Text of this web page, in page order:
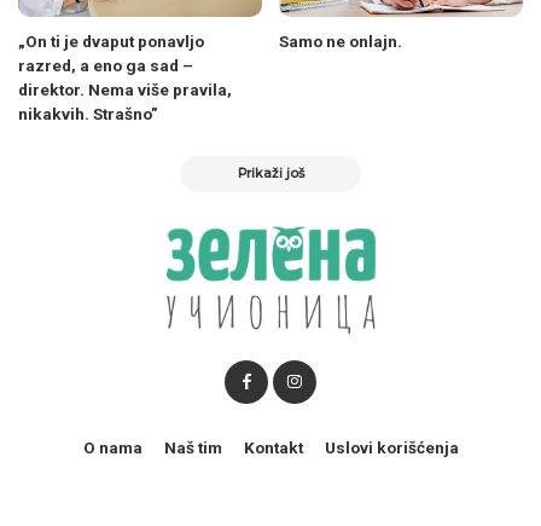
„On ti je dvaput ponavljo
razred, a eno ga sad –
direktor. Nema više pravila,
nikakvih. Strašno”
Samo ne onlajn.
Prikaži još
O nama Naš tim Kontakt Uslovi korišćenja